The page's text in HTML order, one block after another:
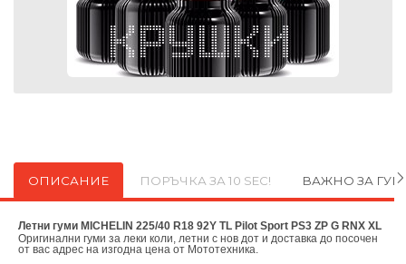
ОПИСАНИЕ ПОРЪЧКА ЗА 10 SEC! ВАЖНО ЗА
Летни гуми MICHELIN 225/40 R18 92Y TL Pilot Sport PS3 ZP G RNX XL
Оригинални гуми за леки коли, летни с нов дот и доставка до посочен
от вас адрес на изгодна цена от Мототехника.